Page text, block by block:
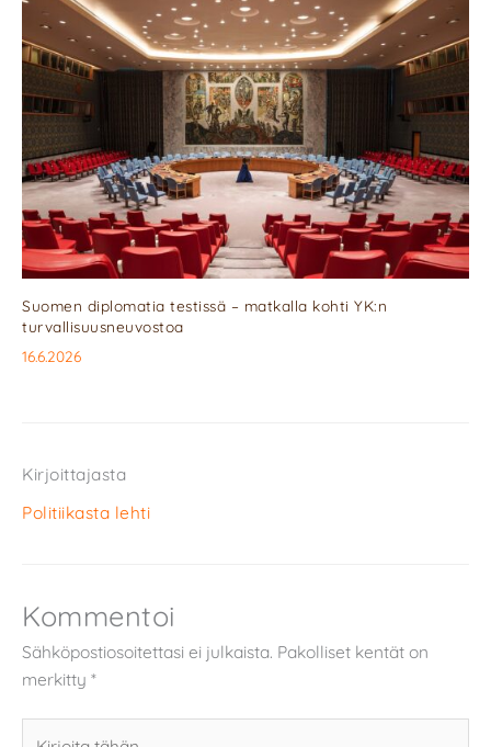
Suomen diplomatia testissä – matkalla kohti YK:n
turvallisuusneuvostoa
16.6.2026
Kirjoittajasta
Politiikasta lehti
Kommentoi
Sähköpostiosoitettasi ei julkaista. Pakolliset kentät on
merkitty *